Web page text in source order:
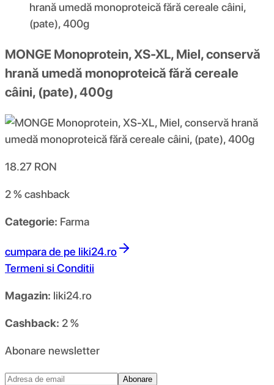
hrană umedă monoproteică fără cereale câini,
(pate), 400g
MONGE Monoprotein, XS-XL, Miel, conservă
hrană umedă monoproteică fără cereale
câini, (pate), 400g
18.27 RON
2 %cashback
Categorie: Farma
cumpara de pe liki24.ro
Termeni si Conditii
Magazin: liki24.ro
Cashback: 2 %
Abonare newsletter
Abonare